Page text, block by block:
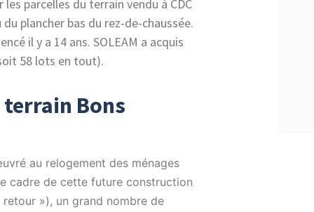
parcelles du terrain vendu à CDC
plancher bas du rez-de-chaussée.
il y a 14 ans. SOLEAM a acquis
58 lots en tout).
Bons
au relogement des ménages
cadre de cette future construction
»), un grand nombre de